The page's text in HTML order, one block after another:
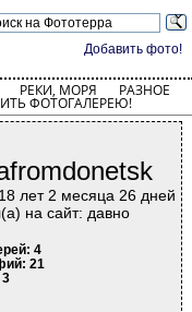
Добавить фото!
РЕКИ, МОРЯ РАЗНОЕ
ФОТОГАЛЕРЕЮ!
лет 2 месяца 26 дней
на сайт: давно
4
21
3